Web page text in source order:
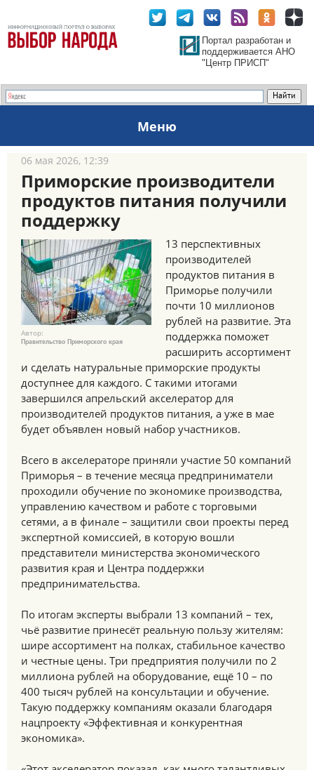
Портал разработан и
поддерживается АНО
"Центр ПРИСП"
Меню
06 мая 2026, 12:39
Приморские производители
продуктов питания получили
поддержку
Автор:
Правительство Приморского края
13 перспективных
производителей
продуктов питания в
Приморье получили
почти 10 миллионов
рублей на развитие. Эта
поддержка поможет
расширить ассортимент
и сделать натуральные приморские продукты
доступнее для каждого. С такими итогами
завершился апрельский акселератор для
производителей продуктов питания, а уже в мае
будет объявлен новый набор участников.
Всего в акселераторе приняли участие 50 компаний
Приморья – в течение месяца предприниматели
проходили обучение по экономике производства,
управлению качеством и работе с торговыми
сетями, а в финале – защитили свои проекты перед
экспертной комиссией, в которую вошли
представители министерства экономического
развития края и Центра поддержки
предпринимательства.
По итогам эксперты выбрали 13 компаний – тех,
чьё развитие принесёт реальную пользу жителям:
шире ассортимент на полках, стабильное качество
и честные цены. Три предприятия получили по 2
миллиона рублей на оборудование, ещё 10 – по
400 тысяч рублей на консультации и обучение.
Такую поддержку компаниям оказали благодаря
нацпроекту «Эффективная и конкурентная
экономика».